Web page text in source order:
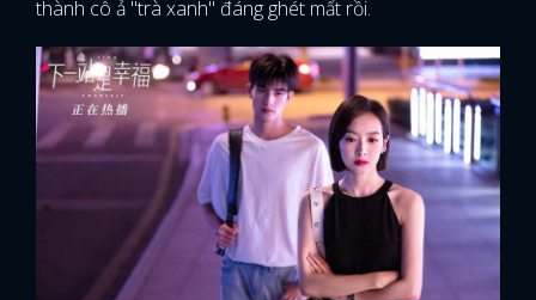
thành cô ả "trà xanh" đáng ghét mất rồi.